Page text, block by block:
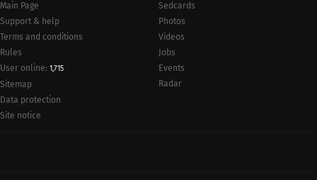
Main Page
Support & help
Terms and conditions
Rules
User online: 1,715
Sitemap
Data protection
Site notice
Sedcards
Photos
Videos
Jobs
Events
Radar